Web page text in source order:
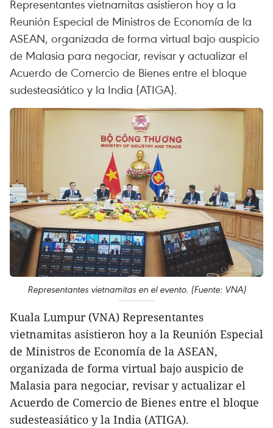
Representantes vietnamitas asistieron hoy a la
Reunión Especial de Ministros de Economía de la
ASEAN, organizada de forma virtual bajo auspicio
de Malasia para negociar, revisar y actualizar el
Acuerdo de Comercio de Bienes entre el bloque
sudesteasiático y la India (ATIGA).
Representantes vietnamitas en el evento. (Fuente: VNA)
Kuala Lumpur (VNA) Representantes
vietnamitas asistieron hoy a la Reunión Especial
de Ministros de Economía de la ASEAN,
organizada de forma virtual bajo auspicio de
Malasia para negociar, revisar y actualizar el
Acuerdo de Comercio de Bienes entre el bloque
sudesteasiático y la India (ATIGA).